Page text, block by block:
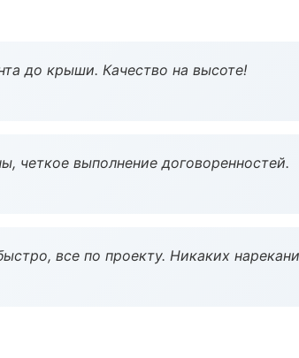
до крыши. Качество на высоте!
четкое выполнение договоренностей.
все по проекту. Никаких